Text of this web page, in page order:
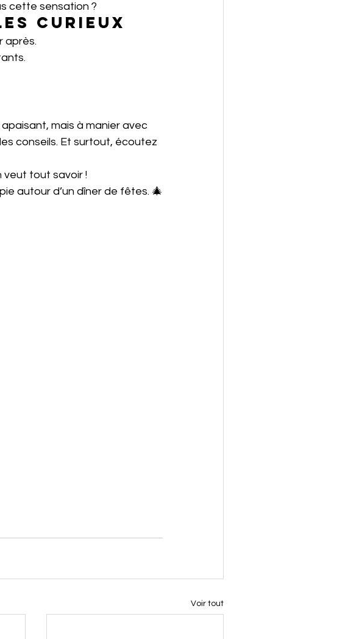
cette sensation ?
curieux
après.
mais à manier avec
conseils. Et surtout, écoutez
veut tout savoir !
autour d’un dîner de fêtes. 🎄
Voir tout